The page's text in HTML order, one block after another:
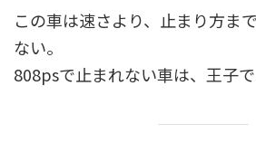
この車は速さより、止まり方ま
ない。
808psで止まれない車は、王子で